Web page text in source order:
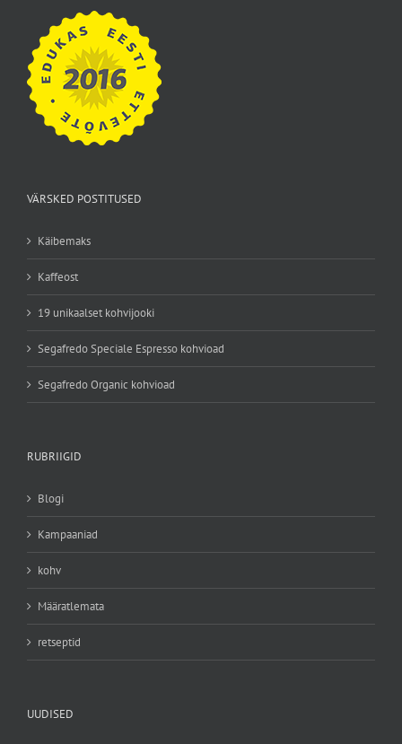
VÄRSKED POSTITUSED
Käibemaks
Kaffeost
19 unikaalset kohvijooki
Segafredo Speciale Espresso kohvioad
Segafredo Organic kohvioad
RUBRIIGID
Blogi
Kampaaniad
kohv
Määratlemata
retseptid
UUDISED